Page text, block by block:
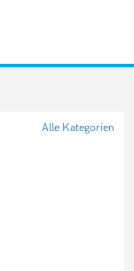
Alle Kategorien